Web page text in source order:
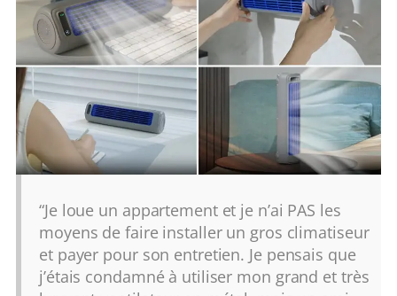
“Je loue un appartement et je n’ai PAS les
moyens de faire installer un gros climatiseur
et payer pour son entretien. Je pensais que
j’étais condamné à utiliser mon grand et très